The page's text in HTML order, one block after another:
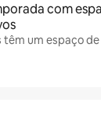
com
têm um espaço de